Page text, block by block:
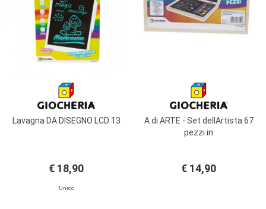
Lavagna DA DISEGNO LCD 13
€ 18,90
Unico
A di ARTE - Set dellArtista 67
pezzi in
€ 14,90